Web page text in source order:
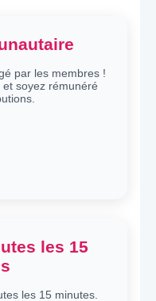
par les membres !
soyez rémunéré
les 15
les 15 minutes.